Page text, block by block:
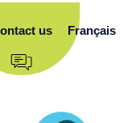
us Français